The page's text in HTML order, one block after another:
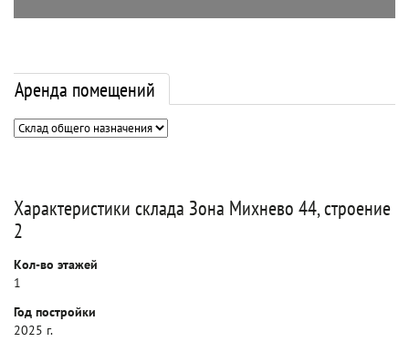
Аренда помещений
Характеристики склада Зона Михнево 44, строение
2
Кол-во этажей
1
Год постройки
2025 г.